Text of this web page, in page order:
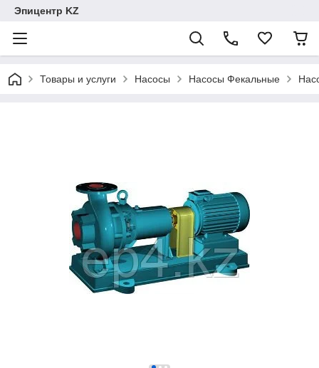
Эпицентр KZ
Товары и услуги Насосы Насосы Фекальные